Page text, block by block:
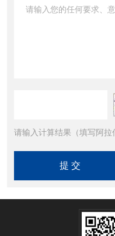
请输入计算结果（填写阿